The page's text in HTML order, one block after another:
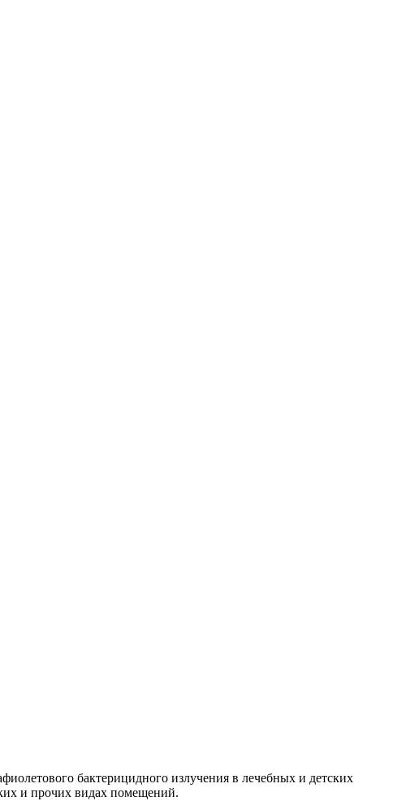
бактерицидного излучения в лечебных и детских
и прочих видах помещений.